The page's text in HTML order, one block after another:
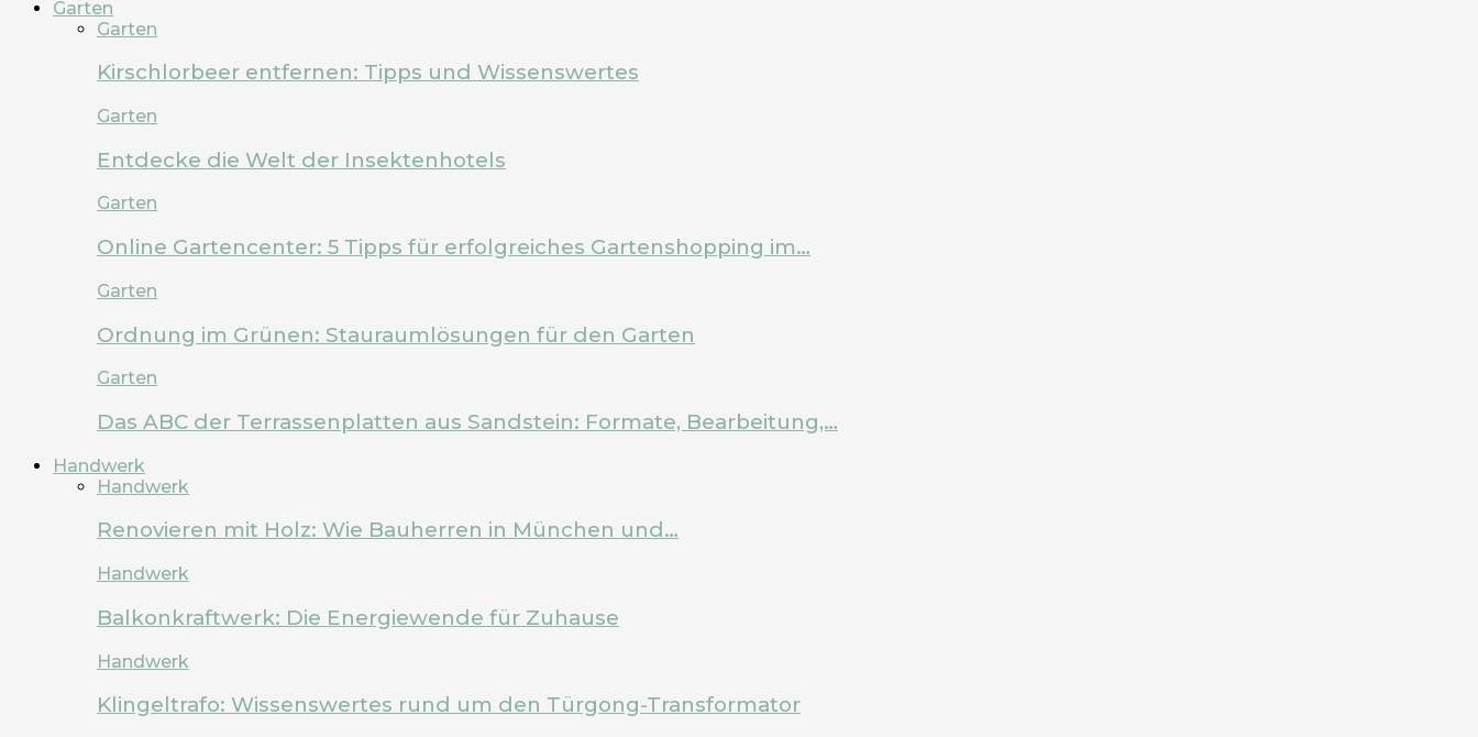
Garten
Garten
Kirschlorbeer entfernen: Tipps und Wissenswertes
Garten
Entdecke die Welt der Insektenhotels
Garten
Online Gartencenter: 5 Tipps für erfolgreiches Gartenshopping im…
Garten
Ordnung im Grünen: Stauraumlösungen für den Garten
Garten
Das ABC der Terrassenplatten aus Sandstein: Formate, Bearbeitung,…
Handwerk
Handwerk
Renovieren mit Holz: Wie Bauherren in München und…
Handwerk
Balkonkraftwerk: Die Energiewende für Zuhause
Handwerk
Klingeltrafo: Wissenswertes rund um den Türgong-Transformator